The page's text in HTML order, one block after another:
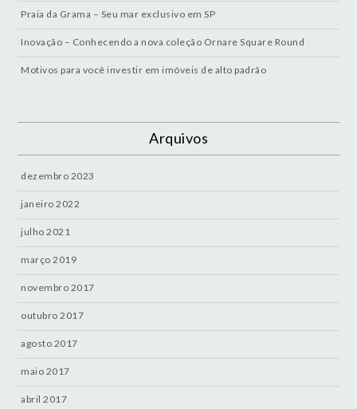
Praia da Grama – Seu mar exclusivo em SP
Inovação – Conhecendo a nova coleção Ornare Square Round
Motivos para você investir em imóveis de alto padrão
Arquivos
dezembro 2023
janeiro 2022
julho 2021
março 2019
novembro 2017
outubro 2017
agosto 2017
maio 2017
abril 2017